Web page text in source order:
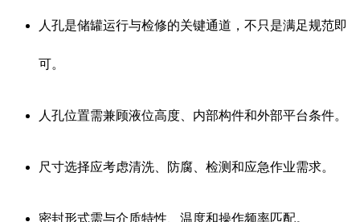
人孔是储罐运行与检修的关键通道，不只是满足规范即
可。
人孔位置需兼顾液位高度、内部构件和外部平台条件。
尺寸选择应考虑清洗、防腐、检测和应急作业需求。
密封形式需与介质特性、温度和操作频率匹配。